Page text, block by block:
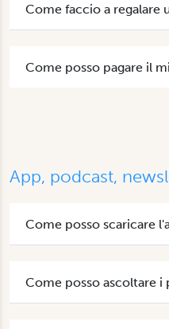
Come faccio a regalare
Come posso pagare il
App, podcast,
Come posso scaricare
Come posso ascoltare i